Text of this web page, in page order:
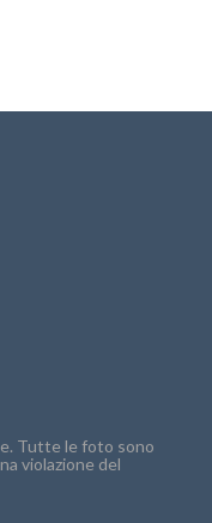
Tutte le foto sono
violazione del